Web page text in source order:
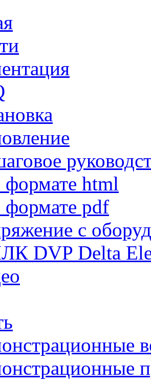
html
pdf
с
DVP Delta